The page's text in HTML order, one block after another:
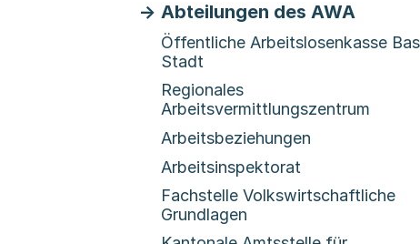
Abteilungen des AWA
Öffentliche Arbeitslosenkasse
Stadt
Regionales
Arbeitsvermittlungszentrum
Arbeitsbeziehungen
Arbeitsinspektorat
Fachstelle Volkswirtschaftliche
Grundlagen